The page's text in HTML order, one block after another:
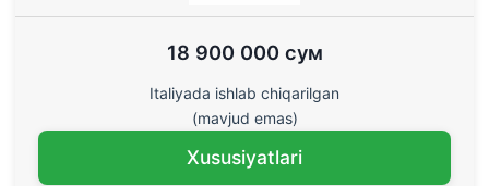
18 900 000 сум
Italiyada ishlab chiqarilgan
(mavjud emas)
Xususiyatlari